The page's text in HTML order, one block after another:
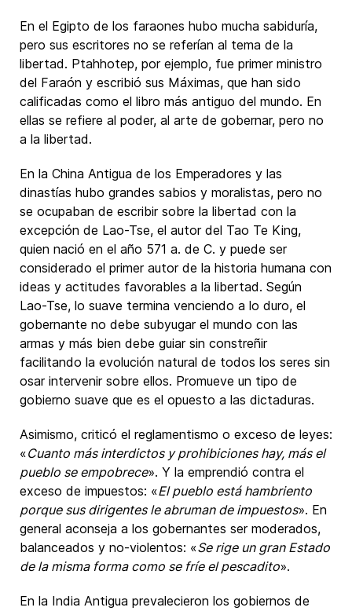
En el Egipto de los faraones hubo mucha sabiduría,
pero sus escritores no se referían al tema de la
libertad. Ptahhotep, por ejemplo, fue primer ministro
del Faraón y escribió sus Máximas, que han sido
calificadas como el libro más antiguo del mundo. En
ellas se refiere al poder, al arte de gobernar, pero no
a la libertad.
En la China Antigua de los Emperadores y las
dinastías hubo grandes sabios y moralistas, pero no
se ocupaban de escribir sobre la libertad con la
excepción de Lao-Tse, el autor del Tao Te King,
quien nació en el año 571 a. de C. y puede ser
considerado el primer autor de la historia humana con
ideas y actitudes favorables a la libertad. Según
Lao-Tse, lo suave termina venciendo a lo duro, el
gobernante no debe subyugar el mundo con las
armas y más bien debe guiar sin constreñir
facilitando la evolución natural de todos los seres sin
osar intervenir sobre ellos. Promueve un tipo de
gobierno suave que es el opuesto a las dictaduras.
Asimismo, criticó el reglamentismo o exceso de leyes:
«Cuanto más interdictos y prohibiciones hay, más el
pueblo se empobrece». Y la emprendió contra el
exceso de impuestos: «El pueblo está hambriento
porque sus dirigentes le abruman de impuestos». En
general aconseja a los gobernantes ser moderados,
balanceados y no-violentos: «Se rige un gran Estado
de la misma forma como se fríe el pescadito».
En la India Antigua prevalecieron los gobiernos de